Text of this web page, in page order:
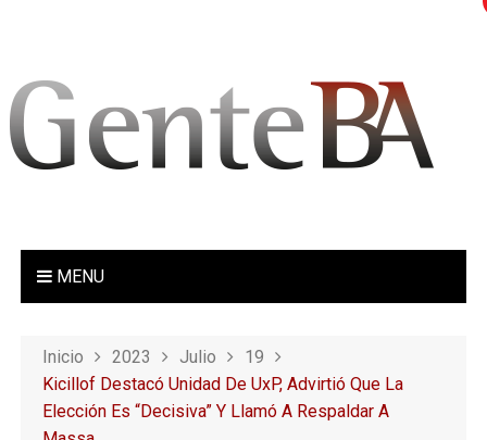
MENU
Inicio 2023 Julio
19
Kicillof Destacó Unidad De UxP, Advirtió Que La
Elección Es “decisiva” Y Llamó A Respaldar A